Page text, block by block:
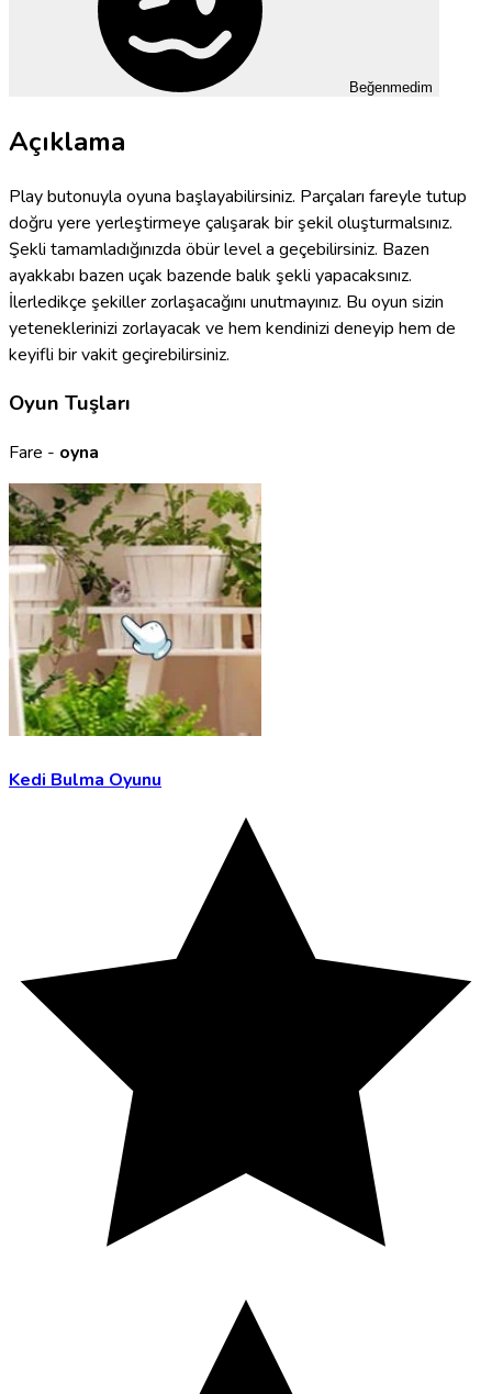
Beğenmedim
Açıklama
Play butonuyla oyuna başlayabilirsiniz. Parçaları fareyle tutup
doğru yere yerleştirmeye çalışarak bir şekil oluşturmalsınız.
Şekli tamamladığınızda öbür level a geçebilirsiniz. Bazen
ayakkabı bazen uçak bazende balık şekli yapacaksınız.
İlerledikçe şekiller zorlaşacağını unutmayınız. Bu oyun sizin
yeteneklerinizi zorlayacak ve hem kendinizi deneyip hem de
keyifli bir vakit geçirebilirsiniz.
Oyun Tuşları
Fare - oyna
Kedi Bulma Oyunu